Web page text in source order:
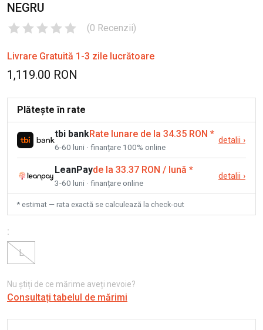
NEGRU
(0 Recenzii)
Livrare Gratuită 1-3 zile lucrătoare
1,119.00 RON
Plătește în rate
tbi bankRate lunare de la 34.35 RON *
6-60 luni · finanțare 100% online
detalii ›
LeanPayde la 33.37 RON / lună *
3-60 luni · finanțare online
detalii ›
* estimat — rata exactă se calculează la check-out
:
L
Nu știți de ce mărime aveți nevoie?
Consultați tabelul de mărimi